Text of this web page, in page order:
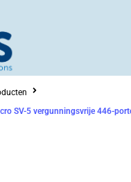
SV-5 vergunningsvrije 446-